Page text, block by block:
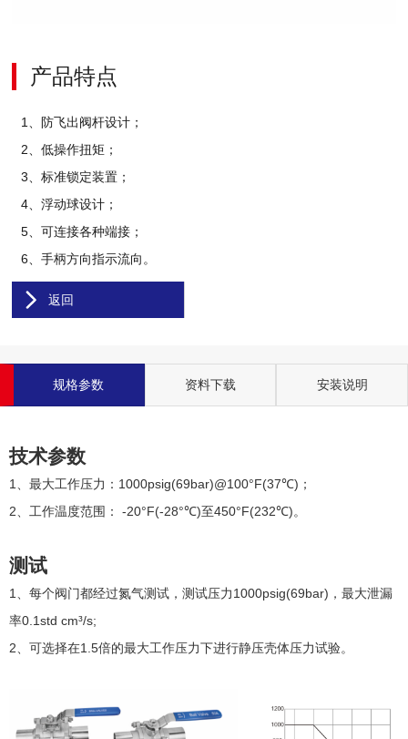
产品特点
1、防飞出阀杆设计；
2、低操作扭矩；
3、标准锁定装置；
4、浮动球设计；
5、可连接各种端接；
6、手柄方向指示流向。
返回
规格参数 资料下载 安装说明
技术参数
1、最大工作压力：1000psig(69bar)@100°F(37℃)；
2、工作温度范围： -20°F(-28°℃)至450°F(232℃)。
测试
1、每个阀门都经过氮气测试，测试压力1000psig(69bar)，最大泄漏
率0.1std cm³/s;
2、可选择在1.5倍的最大工作压力下进行静压壳体压力试验。